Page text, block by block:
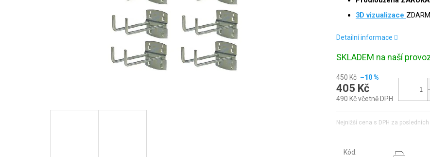
3D vizualizace
Detailní informace
SKLADEM na naší
450 Kč –10 %
405 Kč
490 Kč včetně DPH
Nejnižší cena s DPH za
Kód: